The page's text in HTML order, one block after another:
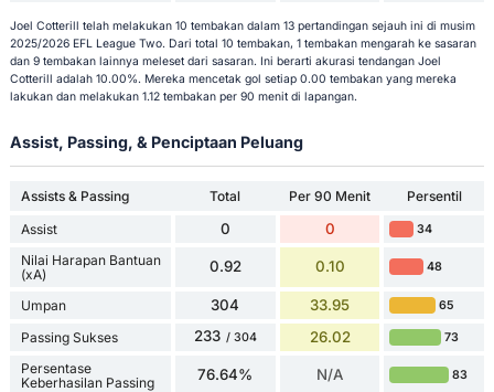
Joel Cotterill telah melakukan 10 tembakan dalam 13 pertandingan sejauh ini di musim
2025/2026 EFL League Two. Dari total 10 tembakan, 1 tembakan mengarah ke sasaran
dan 9 tembakan lainnya meleset dari sasaran. Ini berarti akurasi tendangan Joel
Cotterill adalah 10.00%. Mereka mencetak gol setiap 0.00 tembakan yang mereka
lakukan dan melakukan 1.12 tembakan per 90 menit di lapangan.
Assist, Passing, & Penciptaan Peluang
Assists & Passing Total Per 90 Menit
Persentil
Assist
0 0 34
Nilai Harapan Bantuan
(xA)
0.92 0.10 48
Umpan 304 33.95 65
Passing Sukses 233 / 304 26.02 73
Persentase
Keberhasilan Passing
76.64% N/A 83